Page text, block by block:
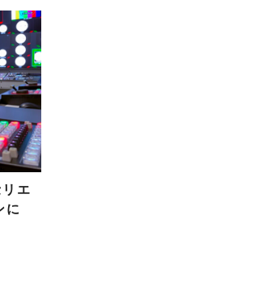
エ
に